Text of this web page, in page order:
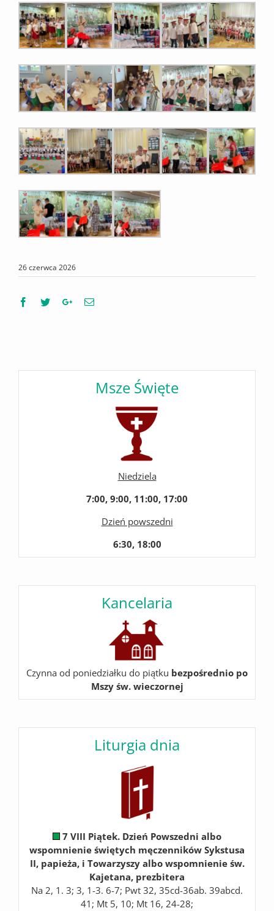
26 czerwca 2026
Facebook
TwitterGoogle+Email
Msze Święte
Niedziela
7:00, 9:00, 11:00, 17:00
Dzień powszedni
6:30, 18:00
Kancelaria
Czynna od poniedziałku do piątku bezpośrednio po
Mszy św. wieczornej
Liturgia dnia
7 VIII Piątek. Dzień Powszedni albo
wspomnienie świętych męczenników Sykstusa
II, papieża, i Towarzyszy albo wspomnienie św.
Kajetana, prezbitera
Na 2, 1. 3; 3, 1-3. 6-7; Pwt 32, 35cd-36ab. 39abcd.
41; Mt 5, 10; Mt 16, 24-28;